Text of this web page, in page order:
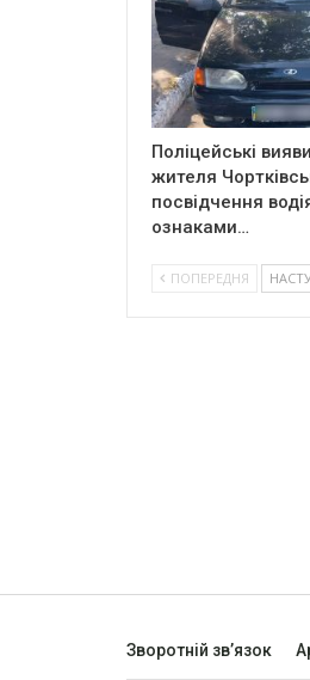
Поліцейські
жителя
посвідчення
ознаками…
ПОПЕРЕДНЯ
Зворотній зв’язок